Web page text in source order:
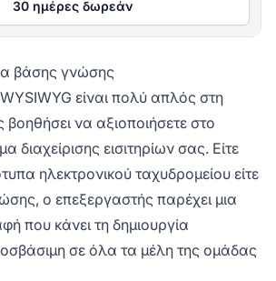
30 ημέρες δωρεάν
βάσης γνώσης
είναι πολύ απλός στη
να αξιοποιήσετε στο
διαχείρισης εισιτηρίων σας. Είτε
ηλεκτρονικού ταχυδρομείου είτε
ο επεξεργαστής παρέχει μια
που κάνει τη δημιουργία
σε όλα τα μέλη της ομάδας